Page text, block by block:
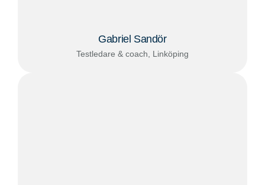
Gabriel Sandör
Testledare & coach, Linköping